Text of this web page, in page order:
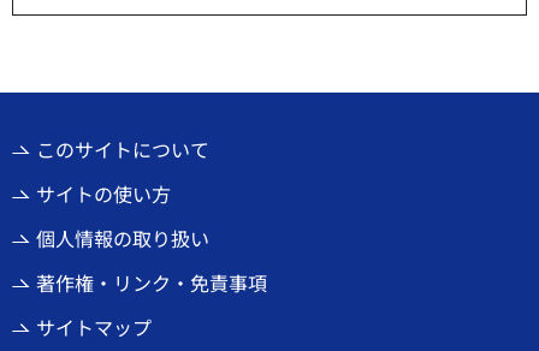
このサイトについて
サイトの使い方
個人情報の取り扱い
著作権・リンク・免責事項
サイトマップ